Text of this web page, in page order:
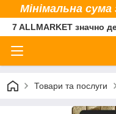
Мінімальна сума
7 ALLMARKET значно
Товари та послуги